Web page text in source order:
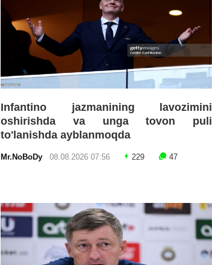
Infantino jazmanining lavozimini
oshirishda va unga tovon puli
to'lanishda ayblanmoqda
Mr.NoBoDy 08.08.2026 07:56 229 47